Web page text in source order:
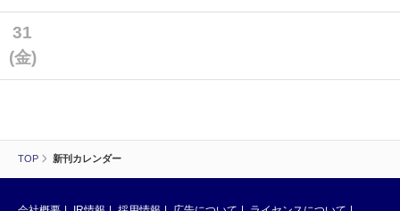
TOP 新刊カレンダー
31
(金)